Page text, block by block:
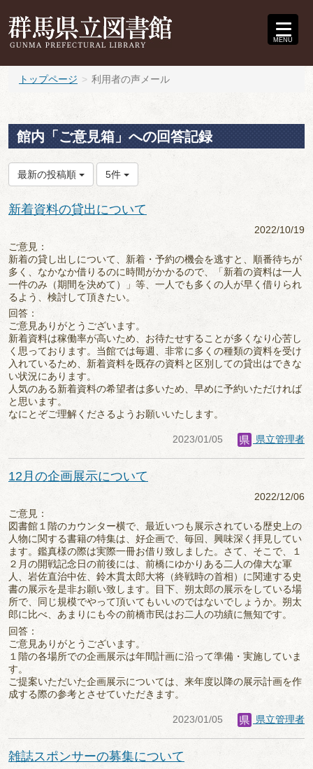
MENU
トップページ 利用者の声メール
館内「ご意見箱」への回答記録
最新の投稿順 5件
新着資料の貸出について
2022/10/19
ご意見：
新着の貸し出しについて、新着・予約の機会を逃すと、順番待ちが
多く、なかなか借りるのに時間がかかるので、「新着の資料は一人
一件のみ（期間を決めて）」等、一人でも多くの人が早く借りられ
るよう、検討して頂きたい。
回答：
ご意見ありがとうございます。
新着資料は稼働率が高いため、お待たせすることが多くなり心苦し
く思っております。当館では毎週、非常に多くの種類の資料を受け
入れているため、新着資料を既存の資料と区別しての貸出はできな
い状況にあります。
人気のある新着資料の希望者は多いため、早めに予約いただければ
と思います。
なにとぞご理解くださるようお願いいたします。
2023/01/05 県立管理者
12月の企画展示について
2022/12/06
ご意見：
図書館１階のカウンター横で、最近いつも展示されている歴史上の
人物に関する書籍の特集は、好企画で、毎回、興味深く拝見してい
ます。鑑真様の際は実際一冊お借り致しました。さて、そこで、１
２月の開戦記念日の前後には、前橋にゆかりある二人の偉大な軍
人、岩佐直治中佐、鈴木貫太郎大将（終戦時の首相）に関連する史
書の展示を是非お願い致します。目下、朔太郎の展示をしている場
所で、同じ規模でやって頂いてもいいのではないでしょうか。朔太
郎に比べ、あまりにも今の前橋市民はお二人の功績に無知です。
回答：
ご意見ありがとうございます。
１階の各場所での企画展示は年間計画に沿って準備・実施していま
す。
ご提案いただいた企画展示については、来年度以降の展示計画を作
成する際の参考とさせていただきます。
2023/01/05 県立管理者
雑誌スポンサーの募集について